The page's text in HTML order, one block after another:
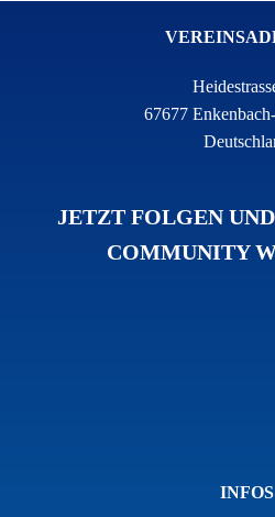
67677
JETZT FOLGEN
COMMUNITY
INFOS